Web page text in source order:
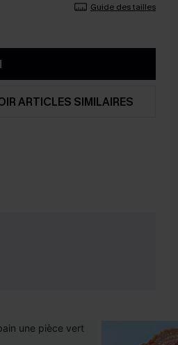
Guide des tailles
ARTICLES SIMILAIRES